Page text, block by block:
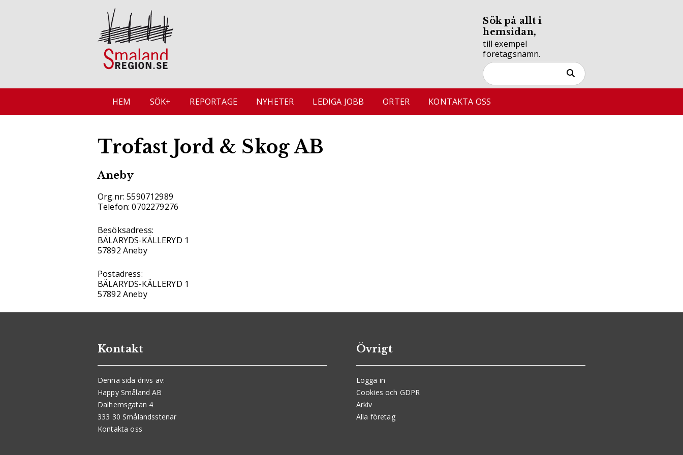
Sök på allt i
hemsidan,
till exempel
företagsnamn.
HEM SÖK+ REPORTAGE NYHETER LEDIGA JOBB ORTER KONTAKTA OSS
Trofast Jord & Skog AB
Aneby
Org.nr: 5590712989
Telefon: 0702279276
Besöksadress:
BÄLARYDS-KÄLLERYD 1
57892 Aneby
Postadress:
BÄLARYDS-KÄLLERYD 1
57892 Aneby
Kontakt
Denna sida drivs av:
Happy Småland AB
Dalhemsgatan 4
333 30 Smålandsstenar
Kontakta oss
Övrigt
Logga in
Cookies och GDPR
Arkiv
Alla företag